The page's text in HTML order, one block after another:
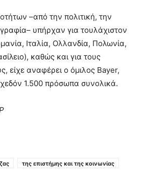
–από την πολιτική, την
υπήρχαν για τουλάχιστον
Ιταλία, Ολλανδία, Πολωνία,
καθώς και για τους
είχε αναφέρει ο όμιλος Bayer,
1.500 πρόσωπα συνολικά.
της επιστήμης και της κοινωνίας